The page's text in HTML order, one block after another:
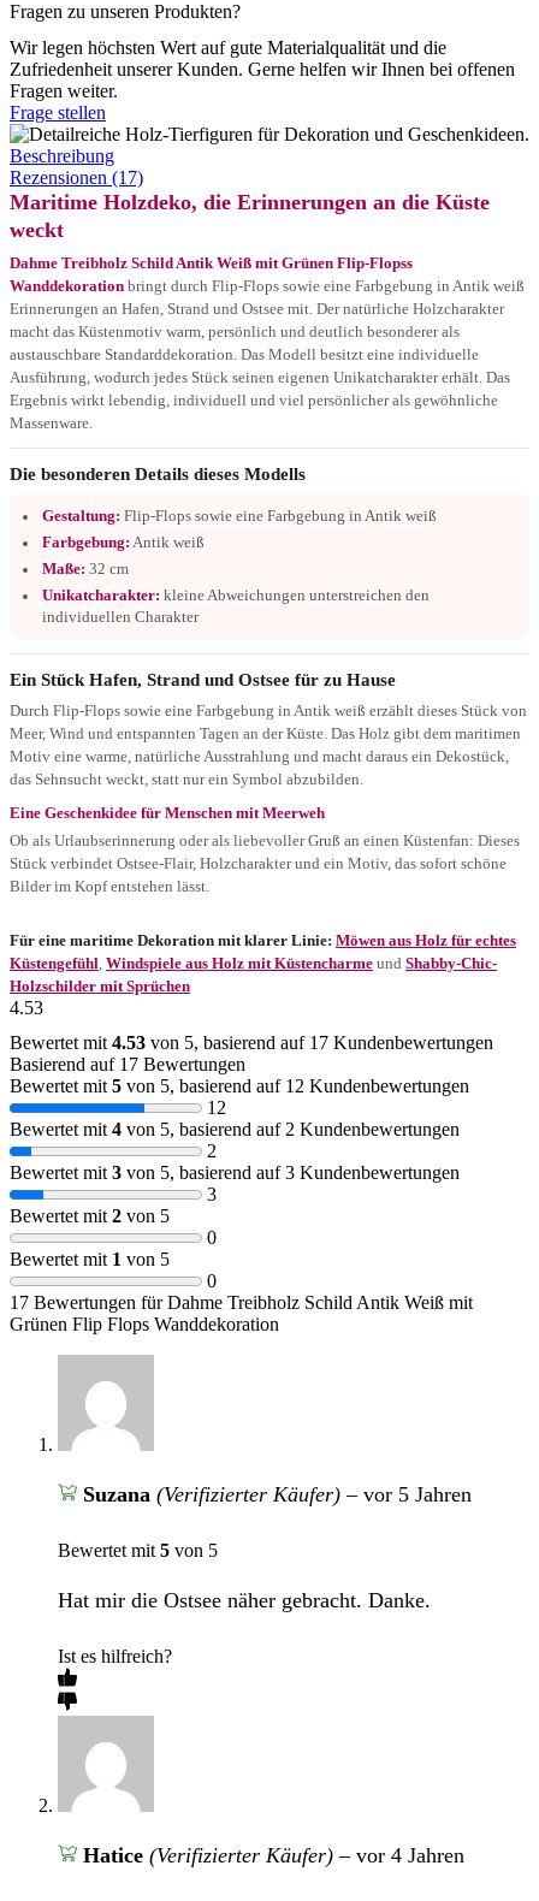
Fragen zu unseren Produkten?
Wir legen höchsten Wert auf gute Materialqualität und die
Zufriedenheit unserer Kunden. Gerne helfen wir Ihnen bei offenen
Fragen weiter.
Frage stellen
Beschreibung
Rezensionen (17)
Maritime Holzdeko, die Erinnerungen an die Küste
weckt
Dahme Treibholz Schild Antik Weiß mit Grünen Flip-Flopss
Wanddekoration bringt durch Flip-Flops sowie eine Farbgebung in Antik weiß
Erinnerungen an Hafen, Strand und Ostsee mit. Der natürliche Holzcharakter
macht das Küstenmotiv warm, persönlich und deutlich besonderer als
austauschbare Standarddekoration. Das Modell besitzt eine individuelle
Ausführung, wodurch jedes Stück seinen eigenen Unikatcharakter erhält. Das
Ergebnis wirkt lebendig, individuell und viel persönlicher als gewöhnliche
Massenware.
Die besonderen Details dieses Modells
Gestaltung: Flip-Flops sowie eine Farbgebung in Antik weiß
Farbgebung: Antik weiß
Maße: 32 cm
Unikatcharakter: kleine Abweichungen unterstreichen den
individuellen Charakter
Ein Stück Hafen, Strand und Ostsee für zu Hause
Durch Flip-Flops sowie eine Farbgebung in Antik weiß erzählt dieses Stück von
Meer, Wind und entspannten Tagen an der Küste. Das Holz gibt dem maritimen
Motiv eine warme, natürliche Ausstrahlung und macht daraus ein Dekostück,
das Sehnsucht weckt, statt nur ein Symbol abzubilden.
Eine Geschenkidee für Menschen mit Meerweh
Ob als Urlaubserinnerung oder als liebevoller Gruß an einen Küstenfan: Dieses
Stück verbindet Ostsee-Flair, Holzcharakter und ein Motiv, das sofort schöne
Bilder im Kopf entstehen lässt.
Für eine maritime Dekoration mit klarer Linie: Möwen aus Holz für echtes
Küstengefühl Windspiele aus Holz mit Küstencharme und Shabby-Chic-
Holzschilder mit Sprüchen
4.53
Bewertet mit 4.53 von 5, basierend auf 17 Kundenbewertungen
Basierend auf 17 Bewertungen
Bewertet mit 5 von 5, basierend auf 12 Kundenbewertungen
12
Bewertet mit 4 von 5, basierend auf 2 Kundenbewertungen
2
Bewertet mit 3 von 5, basierend auf3 Kundenbewertungen
3
Bewertet mit 2 von 5
0
Bewertet mit 1 von 5
0
17 Bewertungen fürDahme Treibholz Schild Antik Weiß mit
Grünen Flip Flops Wanddekoration
Suzana (Verifizierter Käufer) – vor 5 Jahren
Bewertet mit 5 von 5
Hat mir die Ostsee näher gebracht. Danke.
Ist es hilfreich?
Hatice (Verifizierter Käufer) – vor 4 Jahren